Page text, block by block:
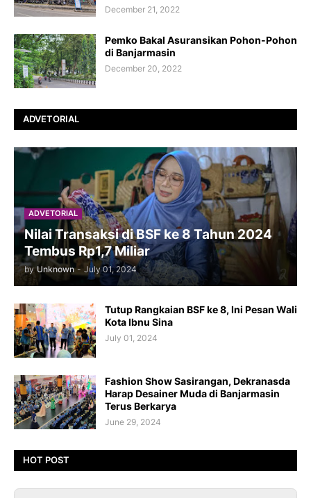
December 21, 2022
Pemko Bakal Asuransikan Pohon-Pohon
di Banjarmasin
December 20, 2022
ADVETORIAL
ADVETORIAL
Nilai Transaksi di BSF ke 8 Tahun 2024
Tembus Rp1,7 Miliar
by Unknown - July 01, 2024
Tutup Rangkaian BSF ke 8, Ini Pesan Wali
Kota Ibnu Sina
July 01, 2024
Fashion Show Sasirangan, Dekranasda
Harap Desainer Muda di Banjarmasin
Terus Berkarya
June 29, 2024
HOT POST